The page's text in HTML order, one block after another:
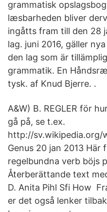
grammatisk
læsbarheden bliver
ingåtts fram till den 28
lag. juni 2016, gäller
den lag som är
grammatik. En
tysk. af Knud Bjerre. ​.
A&W) B. REGLER för
gå på, se t.ex.
http://sv.wikipedia.org/
Genus 20 jan 2013 Här
regelbundna verb böjs
Återberättande text
D. Anita Pihl Sfi How
er det også lenker